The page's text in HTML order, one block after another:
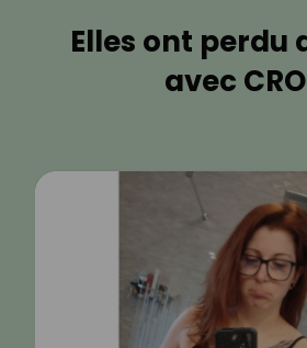
Elles ont perdu
avec